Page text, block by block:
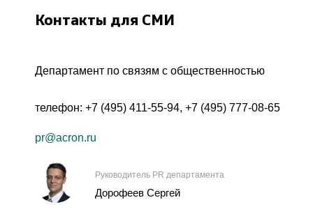
Контакты для СМИ
Департамент по связям с общественностью
телефон: +7 (495) 411-55-94, +7 (495) 777-08-65
pr@acron.ru
Руководитель PR департамента
Дорофеев Сергей